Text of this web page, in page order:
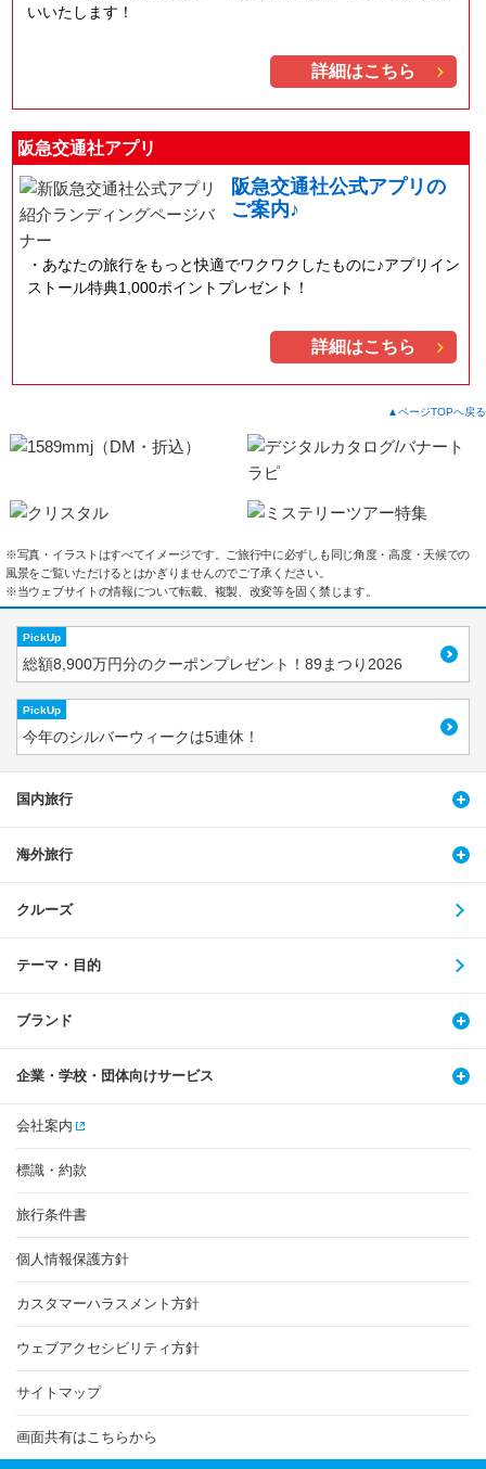
いいたします！
詳細はこちら
阪急交通社アプリ
阪急交通社公式アプリの
ご案内♪
あなたの旅行をもっと快適でワクワクしたものに♪アプリイン
ストール特典1,000ポイントプレゼント！
詳細はこちら
▲ページTOPへ戻る
※写真・イラストはすべてイメージです。ご旅行中に必ずしも同じ角度・高度・天候での
風景をご覧いただけるとはかぎりませんのでご了承ください。
※当ウェブサイトの情報について転載、複製、改変等を固く禁じます。
PickUp
総額8,900万円分のクーポンプレゼント！89まつり2026
PickUp
今年のシルバーウィークは5連休！
国内旅行
海外旅行
クルーズ
テーマ・目的
ブランド
企業・学校・団体向けサービス
会社案内
標識・約款
旅行条件書
個人情報保護方針
カスタマーハラスメント方針
ウェブアクセシビリティ方針
サイトマップ
画面共有はこちらから